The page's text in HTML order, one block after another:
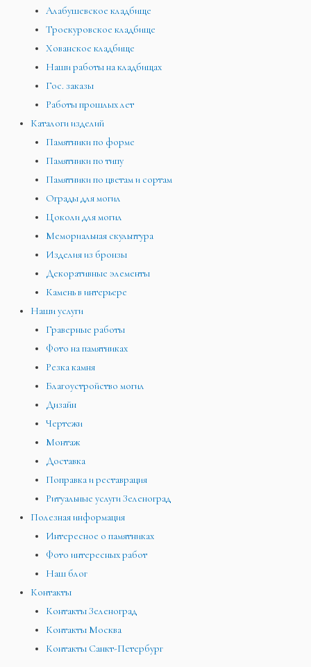
Алабушевское кладбище
Троекуровское кладбище
Хованское кладбище
Наши работы на кладбищах
Гос. заказы
Работы прошлых лет
Каталоги изделий
Памятники по форме
Памятники по типу
Памятники по цветам и сортам
Ограды для могил
Цоколи для могил
Мемориальная скульптура
Изделия из бронзы
Декоративные элементы
Камень в интерьере
Наши услуги
Граверные работы
Фото на памятниках
Резка камня
Благоустройство могил
Дизайн
Чертежи
Монтаж
Доставка
Поправка и реставрация
Ритуальные услуги Зеленоград
Полезная информация
Интересное о памятниках
Фото интересных работ
Наш блог
Контакты
Контакты Зеленоград
Контакты Москва
Контакты Санкт-Петербург